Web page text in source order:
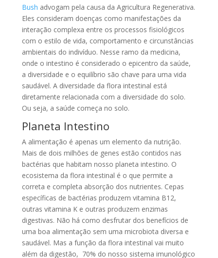
Bush advogam pela causa da Agricultura Regenerativa.
Eles consideram doenças como manifestações da
interação complexa entre os processos fisiológicos
com o estilo de vida, comportamento e circunstâncias
ambientais do indivíduo. Nesse ramo da medicina,
onde o intestino é considerado o epicentro da saúde,
a diversidade e o equilíbrio são chave para uma vida
saudável. A diversidade da flora intestinal está
diretamente relacionada com a diversidade do solo.
Ou seja, a saúde começa no solo.
Planeta Intestino
A alimentação é apenas um elemento da nutrição.
Mais de dois milhões de genes estão contidos nas
bactérias que habitam nosso planeta intestino. O
ecosistema da flora intestinal é o que permite a
correta e completa absorção dos nutrientes. Cepas
específicas de bactérias produzem vitamina B12,
outras vitamina K e outras produzem enzimas
digestivas. Não há como desfrutar dos benefícios de
uma boa alimentação sem uma microbiota diversa e
saudável. Mas a função da flora intestinal vai muito
além da digestão, 70% do nosso sistema imunológico